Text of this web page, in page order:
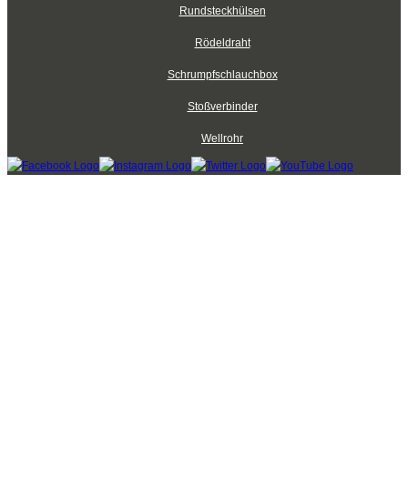
Rundsteckhülsen
Rödeldraht
Schrumpfschlauchbox
Stoßverbinder
Wellrohr